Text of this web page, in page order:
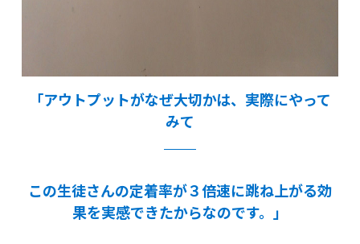
「アウトプットがなぜ大切かは、実際にやって
みて
この生徒さんの定着率が３倍速に跳ね上がる効
果を実感できたからなのです。」